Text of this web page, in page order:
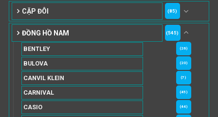
CẶP ĐÔI (85)
ĐỒNG HỒ NAM (545)
BENTLEY (26)
BULOVA (20)
CANVIL KLEIN (7)
CARNIVAL (45)
CASIO (44)